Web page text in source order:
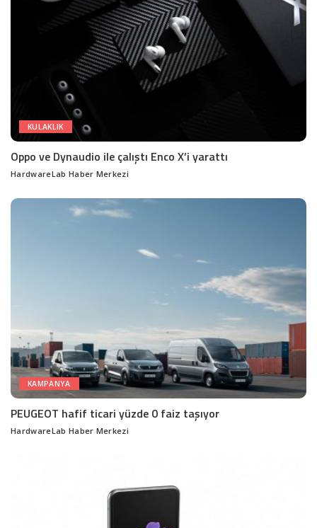
KULAKLIK
Oppo ve Dynaudio ile çalıştı Enco X’i yarattı
Posted
HardwareLab Haber Merkezi
KAMPANYA
PEUGEOT hafif ticari yüzde 0 faiz taşıyor
Posted
HardwareLab Haber Merkezi